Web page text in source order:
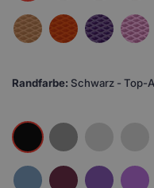
Randfarbe: Schwarz - Top-